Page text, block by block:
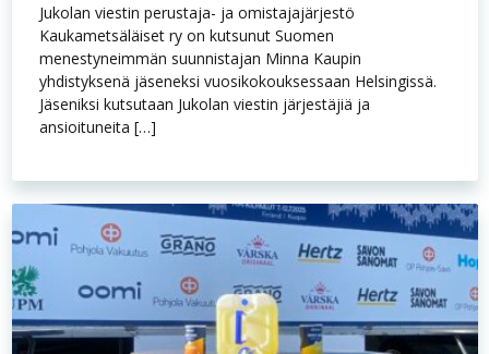
Jukolan viestin perustaja- ja omistajajärjestö
Kaukametsäläiset ry on kutsunut Suomen
menestyneimmän suunnistajan Minna Kaupin
yhdistyksenä jäseneksi vuosikokouksessaan Helsingissä.
Jäseniksi kutsutaan Jukolan viestin järjestäjiä ja
ansioituneita […]